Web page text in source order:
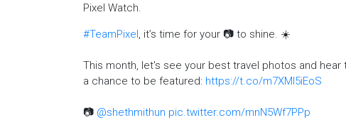
Pixel Watch.
#TeamPixel, it’s time for your 📷 to shine. ☀️
This month, let's see your best travel photos and
a chance to be featured: https://t.co/m7XMl5iEoS
📷 @shethmithun pic.twitter.com/mnN5Wf7PPp